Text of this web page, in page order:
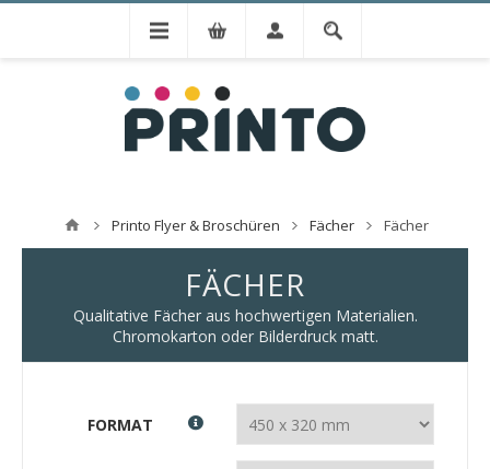
Printo Flyer & Broschüren Fächer Fächer
FÄCHER
Qualitative Fächer aus hochwertigen Materialien.
Chromokarton oder Bilderdruck matt.
FORMAT